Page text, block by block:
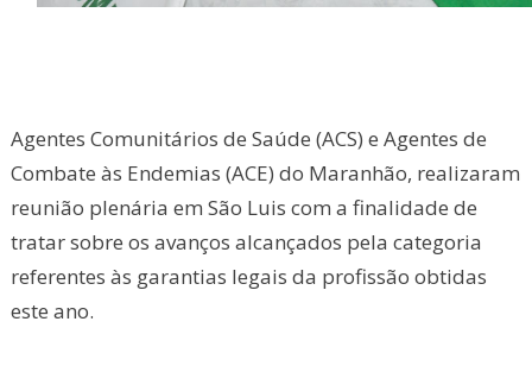
Agentes Comunitários de Saúde (ACS) e Agentes de
Combate às Endemias (ACE) do Maranhão, realizaram
reunião plenária em São Luis com a finalidade de
tratar sobre os avanços alcançados pela categoria
referentes às garantias legais da profissão obtidas
este ano.